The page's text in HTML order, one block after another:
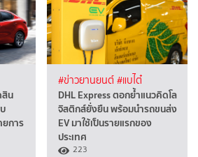
น
การ
#ข่าวยานยนต์#แบไต๋
DHL Express ตอกย้ำแนวคิดโล
จิสติกส์ยั่งยืน พร้อมนำรถขนส่ง
EV มาใช้เป็นรายแรกของ
ประเทศ
223